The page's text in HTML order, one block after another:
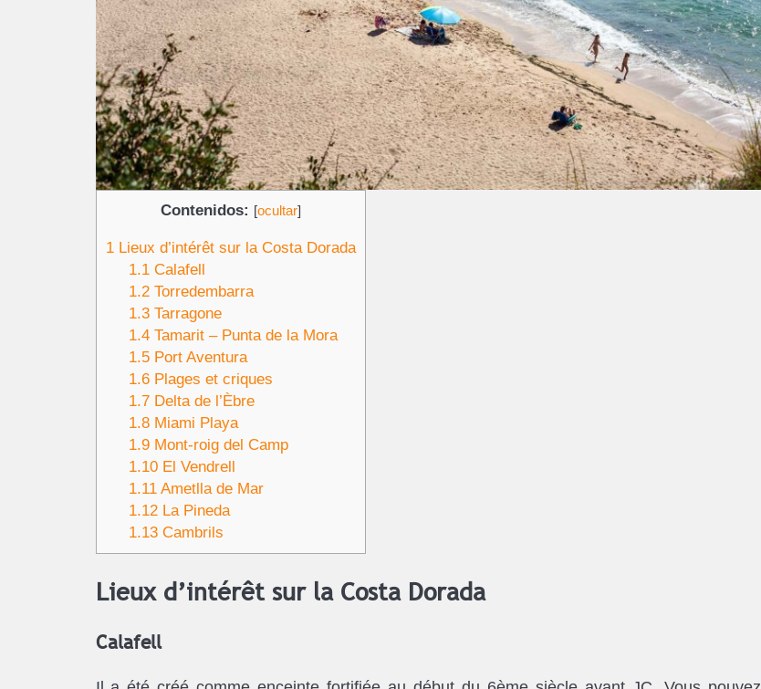
Contenidos: [ocultar]
1Lieux d’intérêt sur la Costa Dorada
1.1 Calafell
1.2 Torredembarra
1.3 Tarragone
1.4 Tamarit – Punta de la Mora
1.5 Port Aventura
1.6 Plages et criques
1.7 Delta de l’Èbre
1.8 Miami Playa
1.9 Mont-roig del Camp
1.10 El Vendrell
1.11 Ametlla de Mar
1.12 La Pineda
1.13 Cambrils
Lieux d’intérêt sur la Costa Dorada
Calafell